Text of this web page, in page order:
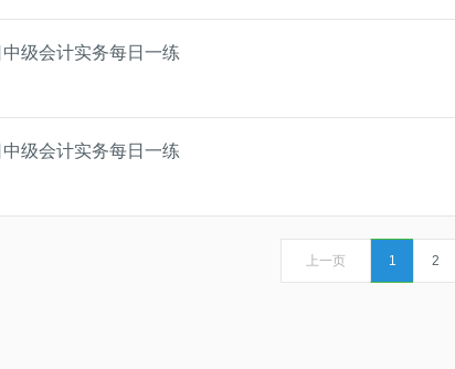
级会计实务每日一练
级会计实务每日一练
上一页 1 2